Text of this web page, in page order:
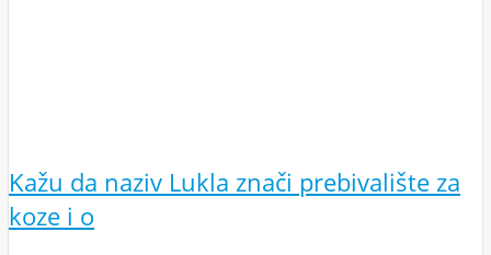
Kažu da naziv Lukla znači prebivalište za
koze i o